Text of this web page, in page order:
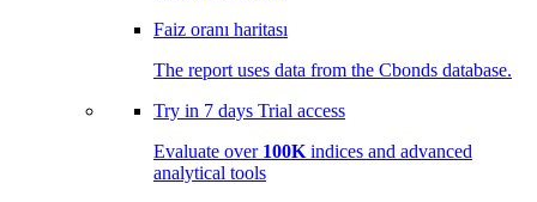
Faiz oranı haritası
The report uses data from the Cbonds database.
Try in 7 days Trial access
Evaluate over 100K indices and advanced
analytical tools